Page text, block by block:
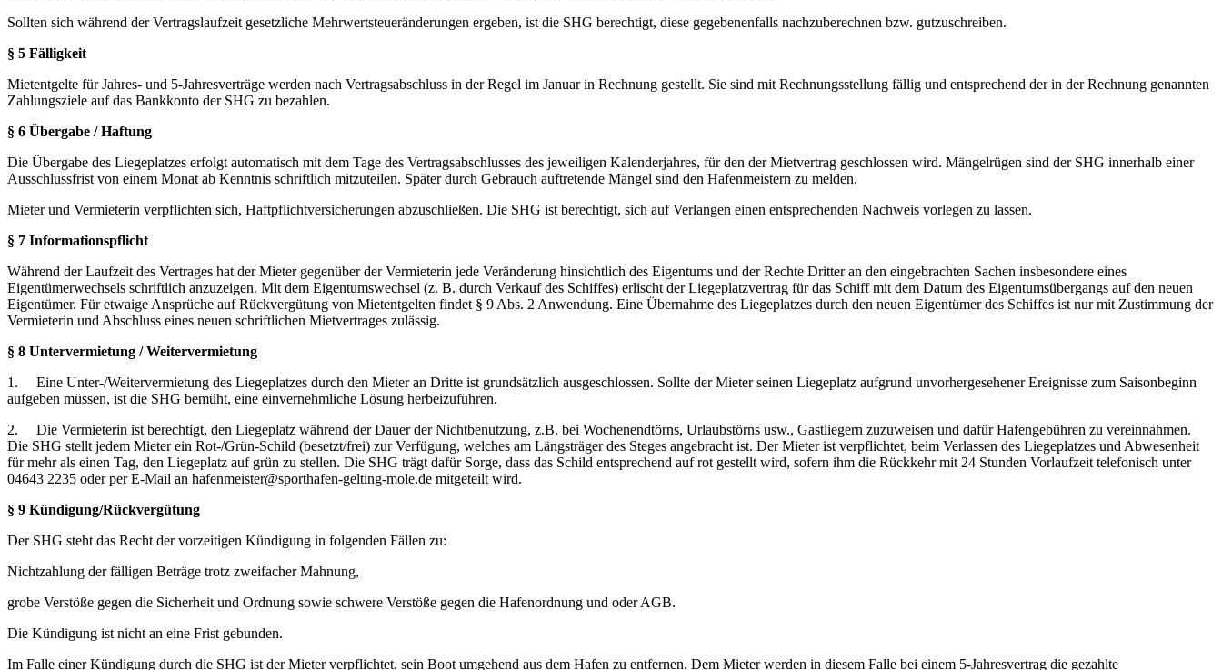
Sollten sich während der Vertragslaufzeit gesetzliche Mehrwertsteueränderungen ergeben, ist die SHG berechtigt, diese gegebenenfalls nachzuberechnen bzw. gutzuschreiben.
§ 5 Fälligkeit
Mietentgelte für Jahres- und 5-Jahresverträge werden nach Vertragsabschluss in der Regel im Januar in Rechnung gestellt. Sie sind mit Rechnungsstellung fällig und entsprechend der in der Rechnung genannten
Zahlungsziele auf das Bankkonto der SHG zu bezahlen.
§ 6 Übergabe / Haftung
Die Übergabe des Liegeplatzes erfolgt automatisch mit dem Tage des Vertragsabschlusses des jeweiligen Kalenderjahres, für den der Mietvertrag geschlossen wird. Mängelrügen sind der SHG innerhalb einer
Ausschlussfrist von einem Monat ab Kenntnis schriftlich mitzuteilen. Später durch Gebrauch auftretende Mängel sind den Hafenmeistern zu melden.
Mieter und Vermieterin verpflichten sich, Haftpflichtversicherungen abzuschließen. Die SHG ist berechtigt, sich auf Verlangen einen entsprechenden Nachweis vorlegen zu lassen.
§ 7 Informationspflicht
Während der Laufzeit des Vertrages hat der Mieter gegenüber der Vermieterin jede Veränderung hinsichtlich des Eigentums und der Rechte Dritter an den eingebrachten Sachen insbesondere eines
Eigentümerwechsels schriftlich anzuzeigen. Mit dem Eigentumswechsel (z. B. durch Verkauf des Schiffes) erlischt der Liegeplatzvertrag für das Schiff mit dem Datum des Eigentumsübergangs auf den neuen
Eigentümer. Für etwaige Ansprüche auf Rückvergütung von Mietentgelten findet § 9 Abs. 2 Anwendung. Eine Übernahme des Liegeplatzes durch den neuen Eigentümer des Schiffes ist nur mit Zustimmung der
Vermieterin und Abschluss eines neuen schriftlichen Mietvertrages zulässig.
§ 8 Untervermietung / Weitervermietung
1. Eine Unter-/Weitervermietung des Liegeplatzes durch den Mieter an Dritte ist grundsätzlich ausgeschlossen. Sollte der Mieter seinen Liegeplatz aufgrund unvorhergesehener Ereignisse zum Saisonbeginn
aufgeben müssen, ist die SHG bemüht, eine einvernehmliche Lösung herbeizuführen.
2. Die Vermieterin ist berechtigt, den Liegeplatz während der Dauer der Nichtbenutzung, z.B. bei Wochenendtörns, Urlaubstörns usw., Gastliegern zuzuweisen und dafür Hafengebühren zu vereinnahmen.
Die SHG stellt jedem Mieter ein Rot-/Grün-Schild (besetzt/frei) zur Verfügung, welches am Längsträger des Steges angebracht ist. Der Mieter ist verpflichtet, beim Verlassen des Liegeplatzes und Abwesenheit
für mehr als einen Tag, den Liegeplatz auf grün zu stellen. Die SHG trägt dafür Sorge, dass das Schild entsprechend auf rot gestellt wird, sofern ihm die Rückkehr mit 24 Stunden Vorlaufzeit telefonisch unter
04643 2235 oder per E-Mail an hafenmeister@sporthafen-gelting-mole.de mitgeteilt wird.
§ 9 Kündigung/Rückvergütung
Der SHG steht das Recht der vorzeitigen Kündigung in folgenden Fällen zu:
Nichtzahlung der fälligen Beträge trotz zweifacher Mahnung,
grobe Verstöße gegen die Sicherheit und Ordnung sowie schwere Verstöße gegen die Hafenordnung und oder AGB.
Die Kündigung ist nicht an eine Frist gebunden.
Im Falle einer Kündigung durch die SHG ist der Mieter verpflichtet, sein Boot umgehend aus dem Hafen zu entfernen. Dem Mieter werden in diesem Falle bei einem 5-Jahresvertrag die gezahlte